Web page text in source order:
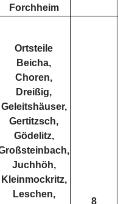
Forchheim
Ortsteile
Beicha,
Choren,
Dreißig,
Geleitshäuser,
Gertitzsch,
Gödelitz,
Juchhöh,
Kleinmockritz,
Leschen,
8